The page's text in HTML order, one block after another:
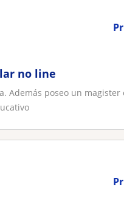
no line
Además poseo un magister